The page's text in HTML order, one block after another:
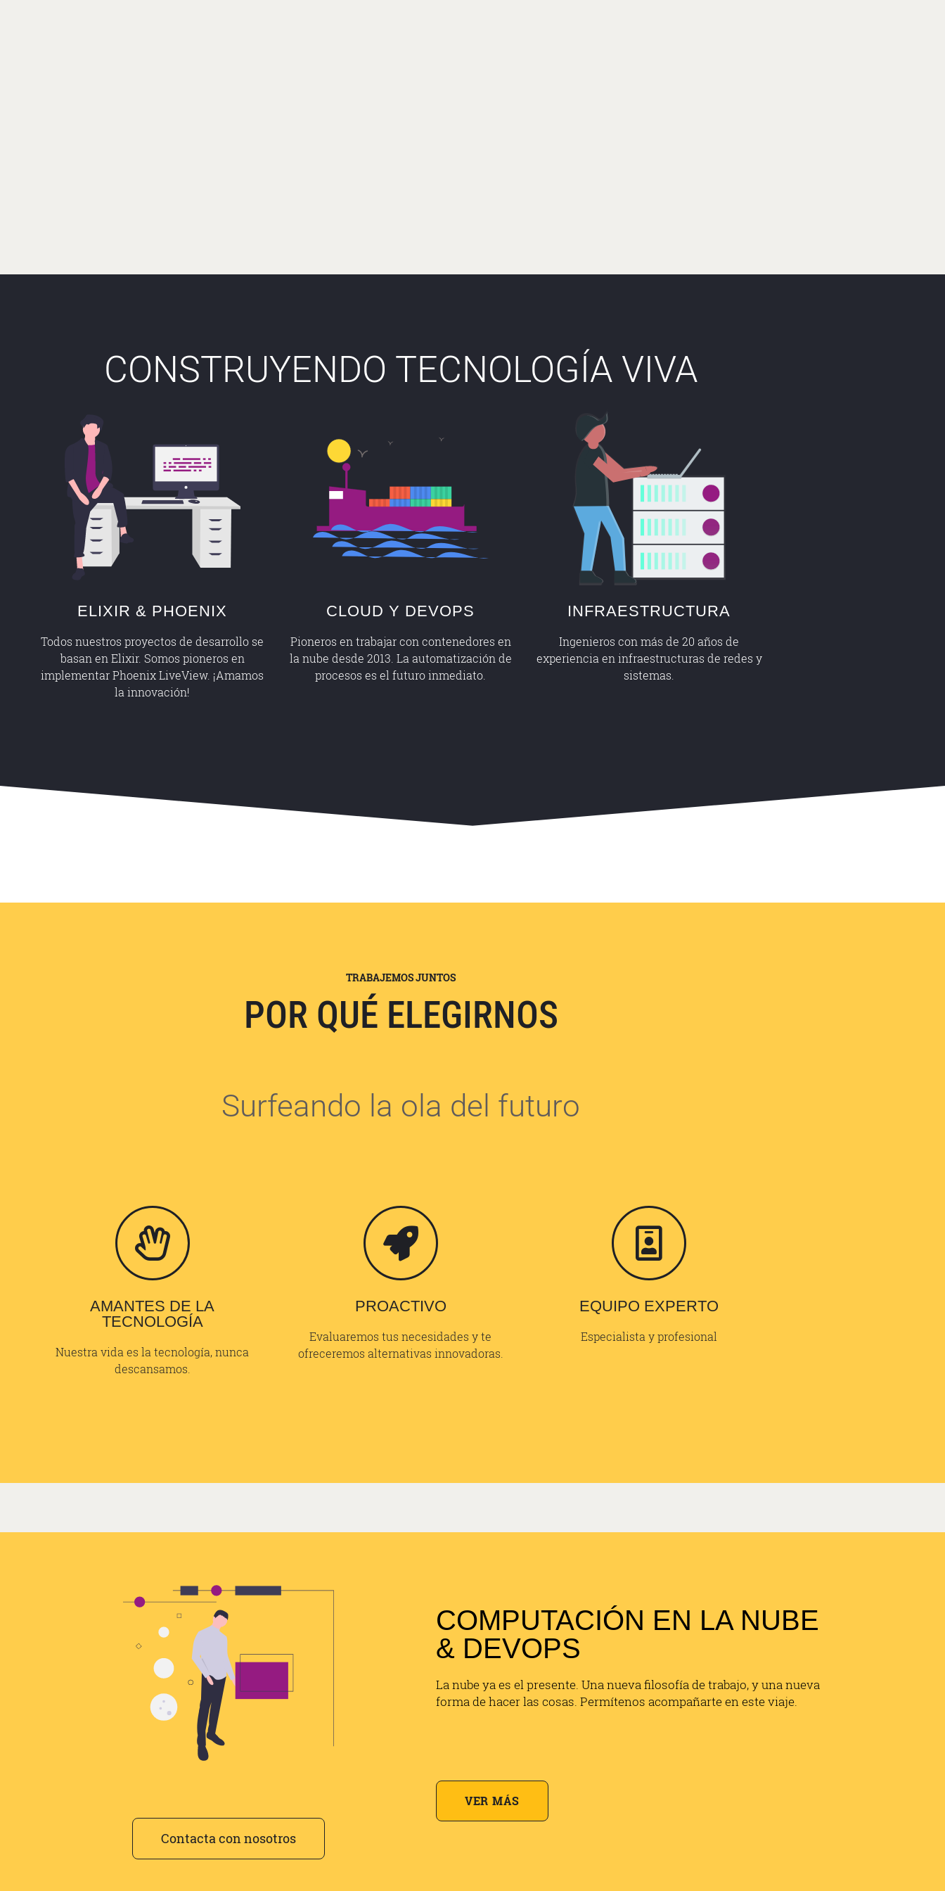
CONSTRUYENDO TECNOLOGÍA VIVA
ELIXIR & PHOENIX
Todos nuestros proyectos de desarrollo se
basan en Elixir. Somos pioneros en
implementar Phoenix LiveView. ¡Amamos
la innovación!
CLOUD Y DEVOPS
Pioneros en trabajar con contenedores en
la nube desde 2013. La automatización de
procesos es el futuro inmediato.
INFRAESTRUCTURA
Ingenieros con más de 20 años de
experiencia en infraestructuras de redes y
sistemas.
TRABAJEMOS JUNTOS
POR QUÉ ELEGIRNOS
Surfeando la ola del futuro
AMANTES DE LA
TECNOLOGÍA
Nuestra vida es la tecnología, nunca
descansamos.
PROACTIVO
Evaluaremos tus necesidades y te
ofreceremos alternativas innovadoras.
EQUIPO EXPERTO
Especialista y profesional
Contacta con nosotros
COMPUTACIÓN EN LA NUBE
& DEVOPS
La nube ya es el presente. Una nueva filosofía de trabajo, y una nueva
forma de hacer las cosas. Permítenos acompañarte en este viaje.
VER MÁS